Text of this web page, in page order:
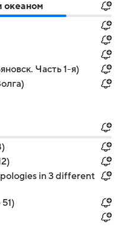
океаном
Часть 1-я)
in 3 different